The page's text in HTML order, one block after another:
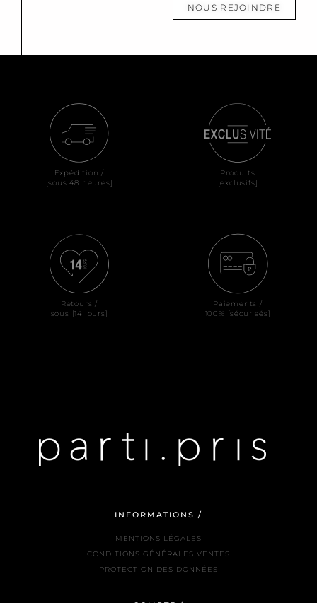
NOUS REJOINDRE
Expédition /
[sous 48 heures]
Produits
[exclusifs]
Retours /
sous [14 jours]
Paiements /
100% [sécurisés]
INFORMATIONS /
MENTIONS LÉGALES
CONDITIONS GÉNÉRALES VENTES
PROTECTION DES DONNÉES